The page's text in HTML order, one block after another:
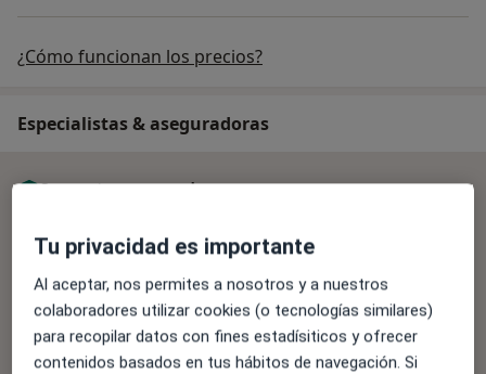
¿Cómo funcionan los precios?
Especialistas & aseguradoras
Se aceptan aseguradoras
ubicación y el servicio. Confirma la cobertura en el
proceso de reserva.
Filtrar por aseguradora
Tu privacidad es importante
Al aceptar, nos permites a nosotros y a nuestros
colaboradores utilizar cookies (o tecnologías similares)
para recopilar datos con fines estadísiticos y ofrecer
contenidos basados en tus hábitos de navegación. Si